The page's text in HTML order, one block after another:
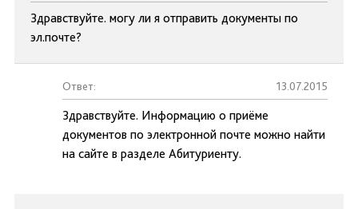
Здравствуйте. могу ли я отправить документы по
эл.почте?
Ответ: 13.07.2015
Здравствуйте. Информацию о приёме
документов по электронной почте можно найти
на сайте в разделе Абитуриенту.